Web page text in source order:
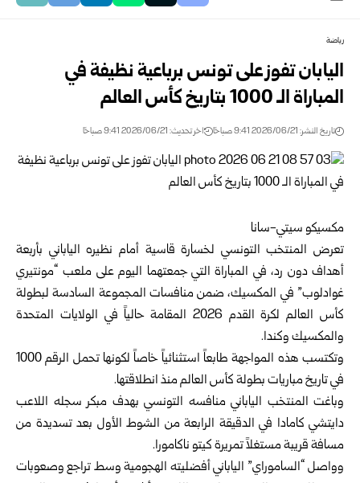
رياضة
اليابان تفوز على تونس برباعية نظيفة في
المباراة الـ 1000 بتاريخ كأس العالم
تاريخ النشر: 2026/06/21 9:41 صباحًا اخر تحديث: 2026/06/21 9:41 صباحًا
مكسيكو سيتي-سانا
تعرض المنتخب التونسي لخسارة قاسية أمام نظيره الياباني بأربعة
أهداف دون رد، في المباراة التي جمعتهما اليوم على ملعب “مونتيري
غوادلوب” في المكسيك، ضمن منافسات المجموعة السادسة لبطولة
كأس العالم لكرة القدم 2026 المقامة حالياً في الولايات المتحدة
والمكسيك وكندا.
وتكتسب هذه المواجهة طابعاً استثنائياً خاصاً لكونها تحمل الرقم 1000
في تاريخ مباريات بطولة كأس العالم منذ انطلاقتها.
وباغت المنتخب الياباني منافسه التونسي بهدف مبكر سجله اللاعب
دايتشي كامادا في الدقيقة الرابعة من الشوط الأول بعد تسديدة من
مسافة قريبة مستغلاً تمريرة كيتو ناكامورا.
وواصل “الساموراي” الياباني أفضليته الهجومية وسط تراجع وصعوبات